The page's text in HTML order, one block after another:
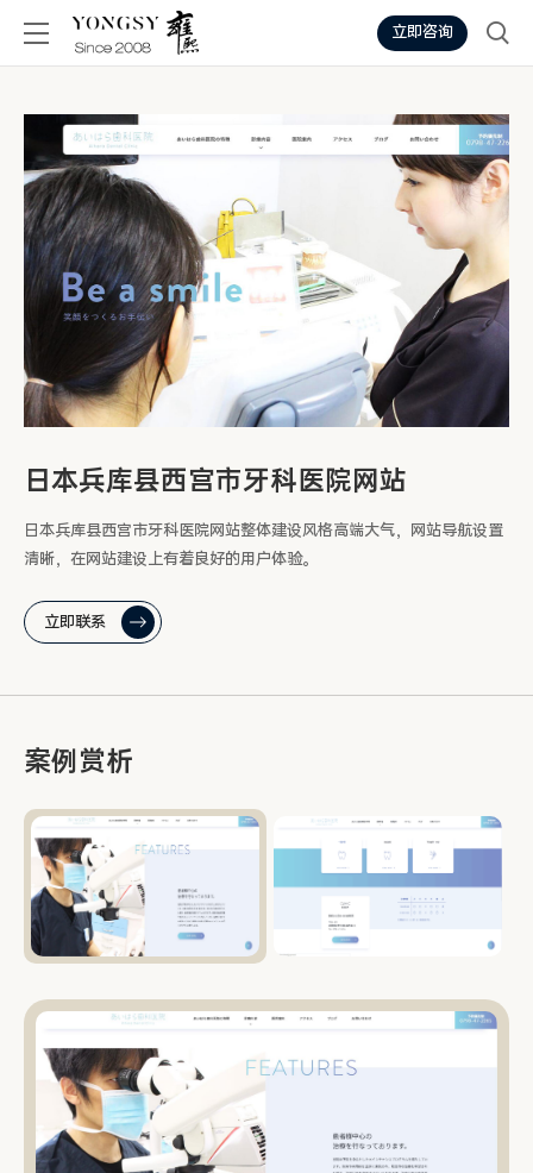
立即咨询
日本兵库县西宫市牙科医院网站
日本兵库县西宫市牙科医院网站整体建设风格高端大气，网站导航设置
清晰，在网站建设上有着良好的用户体验。
立即联系
案例赏析